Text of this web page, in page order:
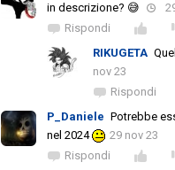
in descrizione? 😅
Rispondi
RIKUGETA
nov 23
Rispondi
P_Daniele Potrebbe
nel 2024
29 nov 23
Rispondi